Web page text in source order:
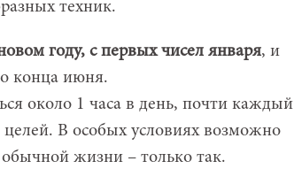
техник.
году, с первых чисел января, и
конца июня.
около 1 часа в день, почти каждый
В особых условиях возможно
обычной жизни – только так.